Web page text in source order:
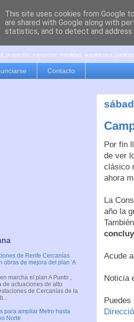
proyectos, transporte, movilidad, arquitectura,
Contacto
Por fin
de ver
clásico
ahora
La
año la
Acude
Noticia
de Renfe Cercanías
obras de mejora del plan 'A
marcha el plan A Punto ,
de actuaciones de alto
de Cercanías de la
para ampliar Metro hasta
Norte
This site uses cookies from Google
are shared with Google along with
statistics, and to detect and address